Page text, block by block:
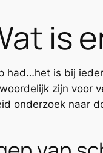
is
had…het is bij
zijn
onderzoek naar